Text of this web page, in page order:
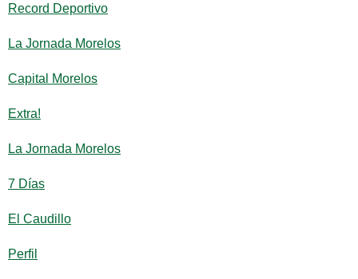
Record Deportivo
La Jornada Morelos
Capital Morelos
Extra!
La Jornada Morelos
7 Días
El Caudillo
Perfil